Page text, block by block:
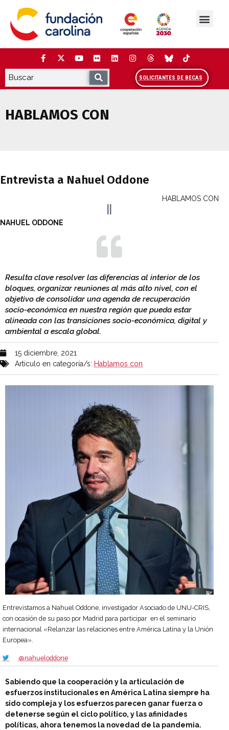
contenido
SOLICITANTES DE BECAS
HABLAMOS CON
Entrevista a Nahuel Oddone
HABLAMOS CON
NAHUEL ODDONE
Resulta clave resolver las diferencias al interior de los
bloques, organizar reuniones al más alto nivel, con el
objetivo de consolidar una agenda de recuperación
socio-económica en nuestra región que pueda estar
alineada con las transiciones socio-económica, digital y
ambiental a escala global.
15 diciembre, 2021
Artículo en categoría/s: Hablamos con
Entrevistamos a Nahuel Oddone, investigador Asociado de UNU-CRIS,
con ocasión de su paso por Madrid para participar en el seminario
internacional «Relanzar las relaciones entre América Latina y la Unión
Europea».
@nahueloddone
Sabiendo que la cooperación y la articulación de
esfuerzos institucionales en América Latina siempre ha
sido compleja y los esfuerzos parecen ganar fuerza o
detenerse según el ciclo político, y las afinidades
políticas, ahora tenemos la novedad de la pandemia.